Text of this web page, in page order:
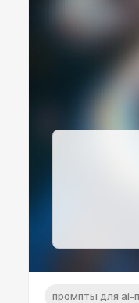
промпты для ai-